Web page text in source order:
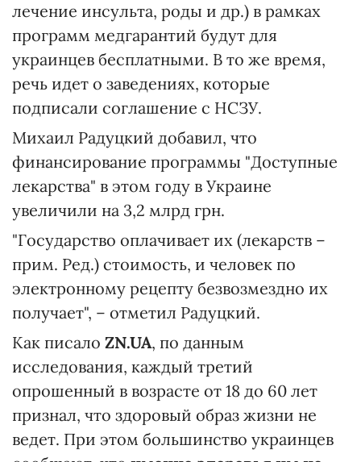
лечение инсульта, роды и др.) в рамках
программ медгарантий будут для
украинцев бесплатными. В то же время,
речь идет о заведениях, которые
подписали соглашение с НСЗУ.
Михаил Радуцкий добавил, что
финансирование программы "Доступные
лекарства" в этом году в Украине
увеличили на 3,2 млрд грн.
"Государство оплачивает их (лекарств –
прим. Ред.) стоимость, и человек по
электронному рецепту безвозмездно их
получает", – отметил Радуцкий.
Как писало ZN.UA, по данным
исследования, каждый третий
опрошенный в возрасте от 18 до 60 лет
признал, что здоровый образ жизни не
ведет. При этом большинство украинцев